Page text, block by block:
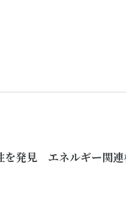
を発見 エネルギー関